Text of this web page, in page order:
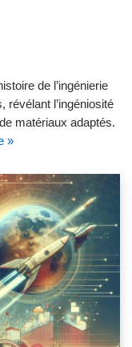
de l’ingénierie
révélant l’ingéniosité
matériaux adaptés.
»